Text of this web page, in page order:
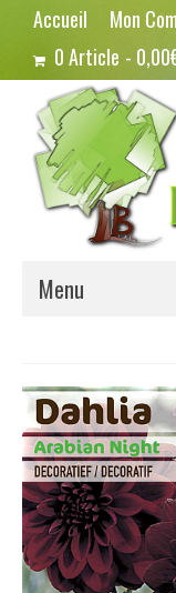
Accueil Mon
0 Article
Menu
Potager – Graines
Haricots
Pois
Fèves
Oignons –